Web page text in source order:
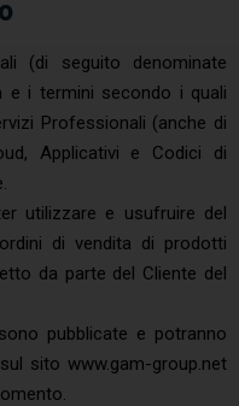
(di seguito denominate
e i termini secondo i quali
Professionali (anche di
Applicativi e Codici di
utilizzare e usufruire del
di vendita di prodotti
da parte del Cliente del
pubblicate e potranno
sito www.gam-group.net